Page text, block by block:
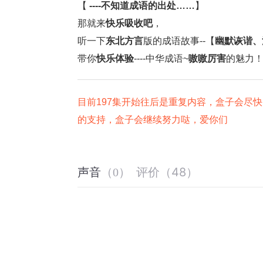
【 ----不知道成语的出处…… 】
那就来快乐吸收吧，
听一下东北方言版的成语故事--【 幽默诙谐
带你快乐体验----中华成语~嗷嗷厉害的魅力！
目前197集开始往后是重复内容，盒子会尽
的支持，盒子会继续努力哒，爱你们️
声音 （0） 评价 （48）